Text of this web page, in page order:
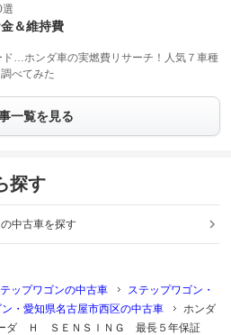
選
＆維持費
ド…ホンダ車の実燃費リサーチ！人気７車種
べてみた
一覧を見る
探す
中古車を探す
ップワゴンの中古車
ステップワゴン・
・愛知県名古屋市西区の中古車
ホンダ
ーダ Ｈ ＳＥＮＳＩＮＧ 最長５年保証